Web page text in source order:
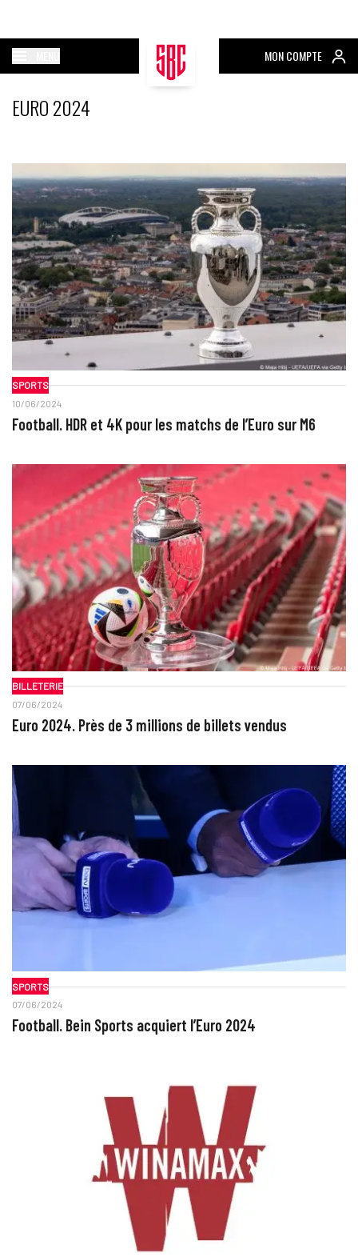
MON COMPTE
EURO 2024
SPORTS
10/06/2024
Football. HDR et 4K pour les matchs de l’Euro sur M6
BILLETERIE
07/06/2024
Euro 2024. Près de 3 millions de billets vendus
SPORTS
07/06/2024
Football. Bein Sports acquiert l’Euro 2024